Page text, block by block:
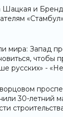
Шацкая и
мира: Запад
чтобы
русских» -
30-летний